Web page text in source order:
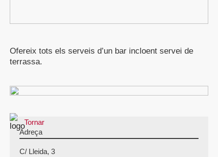
Ofereix tots els serveis d’un bar incloent servei de
terrassa.
Tornar
Adreça
C/ Lleida, 3